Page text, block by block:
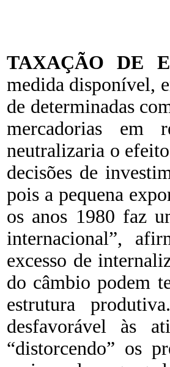
TAXAÇÃO DE
medida disponível,
de determinadas
mercadorias em
neutralizaria o
decisões de
pois a pequena
os anos 1980 faz
internacional”,
excesso de
do câmbio podem
estrutura
desfavorável às
“distorcendo” os